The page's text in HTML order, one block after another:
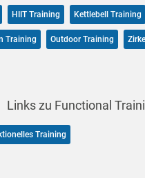
HIIT Training Kettlebell Training
Training Outdoor Training
Links zu Functional
Training